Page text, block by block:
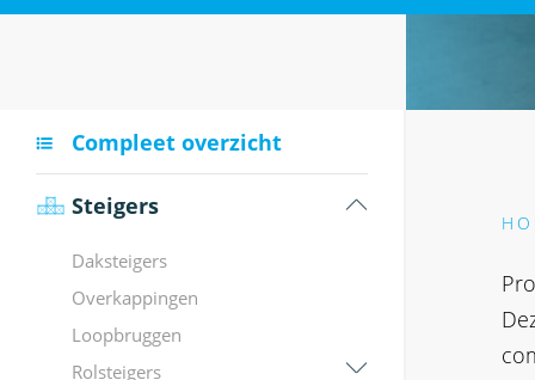
ASC
ASC
Compleet overzicht
Steigers
Daksteigers
Overkappingen
Loopbruggen
Rolsteigers